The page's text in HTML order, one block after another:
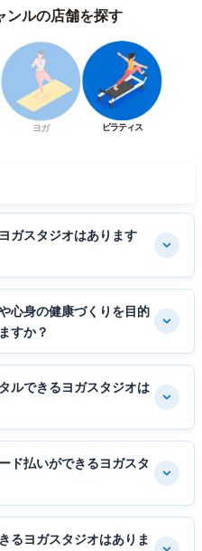
ンルの店舗を探す
ヨガ ピラティス
ガスタジオはあります
心身の健康づくりを目的
すか？
ルできるヨガスタジオは
ド払いができるヨガスタ
るヨガスタジオはありま